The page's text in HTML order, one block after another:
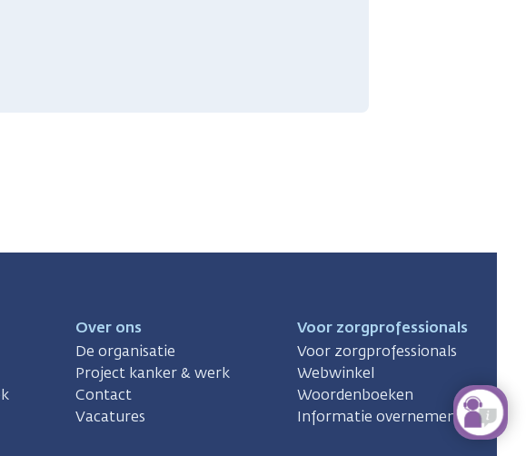
Over ons
De organisatie
Project kanker & werk
Contact
Vacatures
Voor zorgprofessionals
Voor zorgprofessionals
Webwinkel
Woordenboeken
Informatie overnemen